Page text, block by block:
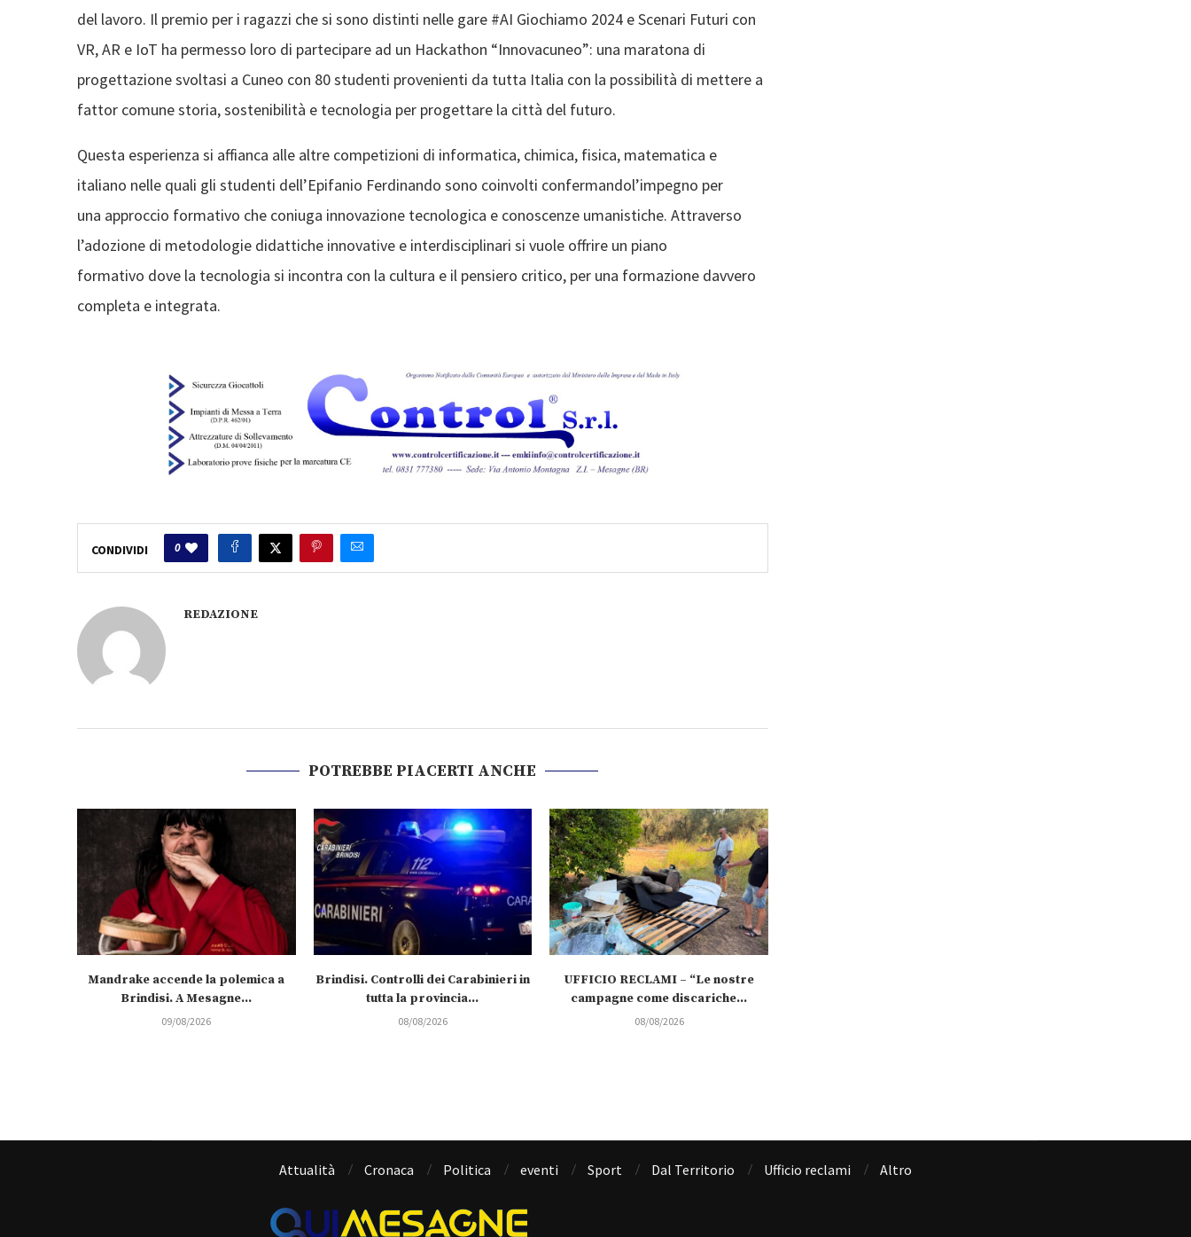
del lavoro. Il premio per i ragazzi che si sono distinti nelle gare #AI Giochiamo 2024 e Scenari Futuri con
VR, AR e IoT ha permesso loro di partecipare ad un Hackathon “Innovacuneo”: una maratona di
progettazione svoltasi a Cuneo con 80 studenti provenienti da tutta Italia con la possibilità di mettere a
fattor comune storia, sostenibilità e tecnologia per progettare la città del futuro.
Questa esperienza si affianca alle altre competizioni di informatica, chimica, fisica, matematica e
italiano nelle quali gli studenti dell’Epifanio Ferdinando sono coinvolti confermandol’impegno per
una approccio formativo che coniuga innovazione tecnologica e conoscenze umanistiche. Attraverso
l’adozione di metodologie didattiche innovative e interdisciplinari si vuole offrire un piano
formativo dove la tecnologia si incontra con la cultura e il pensiero critico, per una formazione davvero
completa e integrata.
CONDIVIDI 0
REDAZIONE
POTREBBE PIACERTI ANCHE
Mandrake accende la polemica a
Brindisi. A Mesagne...
09/08/2026
Brindisi. Controlli dei Carabinieri in
tutta la provincia...
08/08/2026
UFFICIO RECLAMI – “Le nostre
campagne come discariche...
08/08/2026
Attualità Cronaca Politica eventi Sport Dal Territorio Ufficio reclami Altro